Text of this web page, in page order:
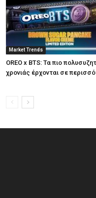
Market Trends
OREO x BTS: Τα πιο
χρονιάς έρχονται σε